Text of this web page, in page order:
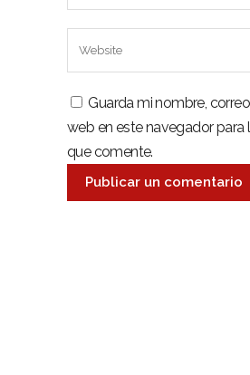
Guarda mi nombre,
web en este navegador para
que comente.